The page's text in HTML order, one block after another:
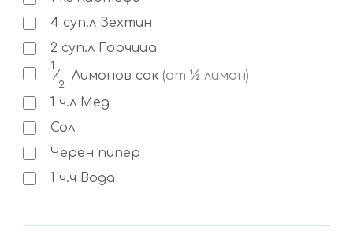
4 суп.л Зехтин
2 суп.л Горчица
1
⁄
2
Лимонов сок (от ½ лимон)
1 ч.л Мед
Сол
Черен пипер
1 ч.ч Вода